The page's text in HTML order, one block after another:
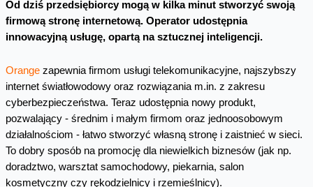
Od dziś przedsiębiorcy mogą w kilka minut stworzyć swoją
firmową stronę internetową. Operator udostępnia
innowacyjną usługę, opartą na sztucznej inteligencji.
Orangezapewnia firmom usługi telekomunikacyjne, najszybszy
internet światłowodowy oraz rozwiązania m.in. z zakresu
cyberbezpieczeństwa. Teraz udostępnia nowy produkt,
pozwalający - średnim i małym firmom oraz jednoosobowym
działalnościom - łatwo stworzyć własną stronę i zaistnieć w sieci.
To dobry sposób na promocję dla niewielkich biznesów (jak np.
doradztwo, warsztat samochodowy, piekarnia, salon
kosmetyczny czy rękodzielnicy i rzemieślnicy).